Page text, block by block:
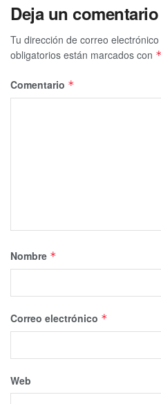
Deja un comentario
Tu dirección de correo
obligatorios están marcados con *
Comentario *
Nombre *
Correo electrónico *
Web